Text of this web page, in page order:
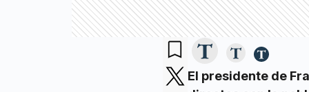
El presidente de